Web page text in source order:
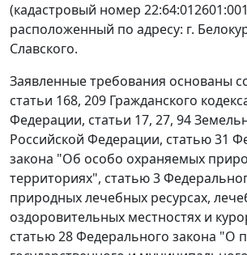
(кадастровый номер
расположенный по адресу: г.
Славского.
Заявленные требования основаны
статьи 168, 209 Гражданского
Федерации, статьи 17, 27, 94
Российской Федерации, статью 31
закона "Об особо охраняемых
территориях", статью 3
природных лечебных ресурсах,
оздоровительных местностях и
статью 28Федерального закона "О